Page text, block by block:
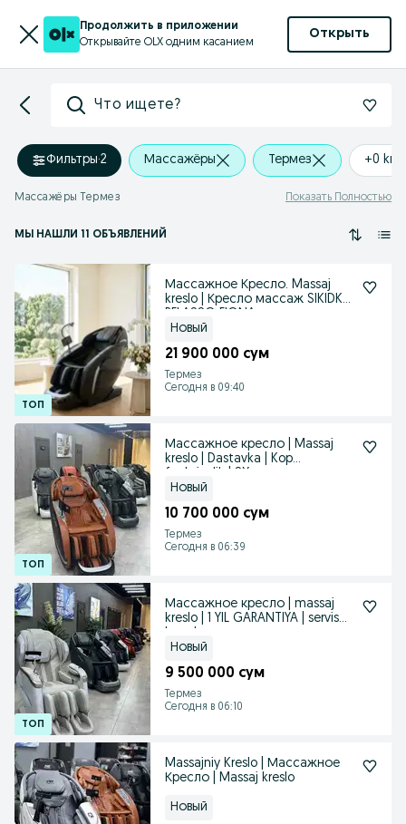
Продолжить в приложении
Открывайте OLX одним касанием
Открыть
Что ищете?
Фильтры·2 Массажёры Термез +0 km
Массажёры Термез Показать Полностью
МЫ НАШЛИ 11 ОБЪЯВЛЕНИЙ
Массажное Кресло. Massaj
kreslo | Кресло массаж SIKIDKA
Новый
21 900 000 сум
Термез
Сегодня в 09:40
Массажное кресло | Massaj
kreslo | Dastavka | Kop
Новый
10 700 000 сум
Термез
Сегодня в 06:39
Массажное кресло | massaj
kreslo | 1 YIL GARANTIYA | servis
Новый
9 500 000 сум
Термез
Сегодня в 06:10
Massajniy Kreslo | Массажное
Кресло | Massaj kreslo
Новый